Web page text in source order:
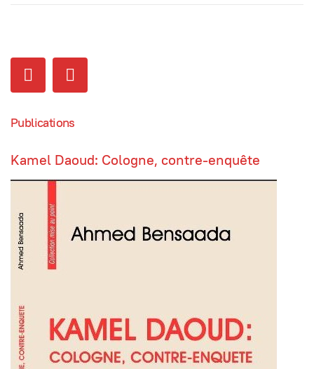
Publications
Kamel Daoud: Cologne, contre-enquête